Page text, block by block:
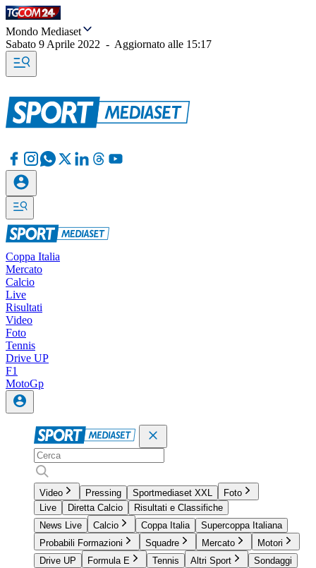
Mondo Mediaset
Sabato 9 Aprile 2022 - Aggiornato alle 15:17
Coppa Italia
Mercato
Calcio
Live
Risultati
Video
Foto
Tennis
Drive UP
F1
MotoGp
Video Pressing Sportmediaset XXL
Foto
Live
Diretta Calcio
Risultati e Classifiche
News Live
Calcio Coppa Italia
Supercoppa Italiana
Probabili Formazioni
Squadre Mercato
Motori
Drive UP
Formula E Tennis Altri Sport
Sondaggi